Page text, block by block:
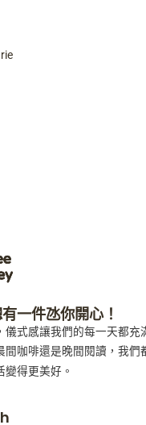
一件氹你開心！
儀式感讓我們的每一天都充
間咖啡還是晚間閱讀，我們
得更美好。